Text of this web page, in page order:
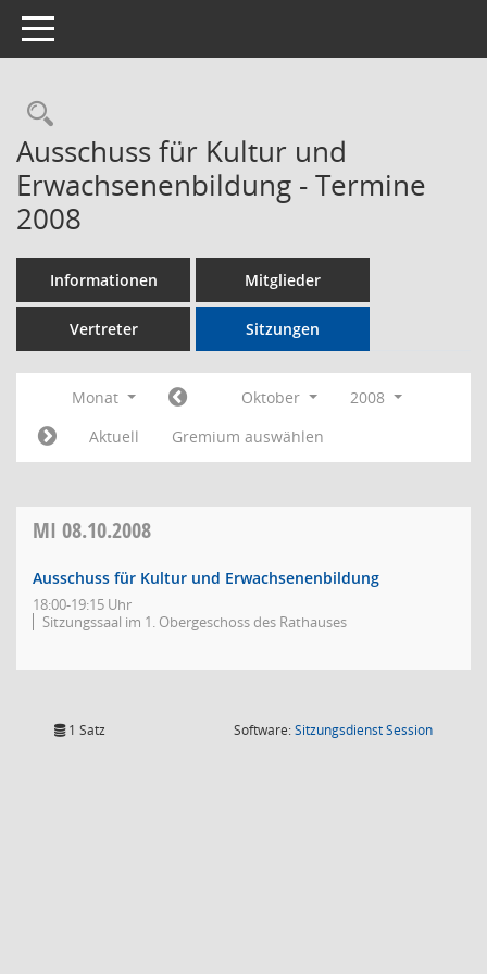
Toggle navigation
Rechercheauswahl
Ausschuss für Kultur und
Erwachsenenbildung - Termine
2008
Informationen Mitglieder
Vertreter Sitzungen
Monat Oktober
2008
Aktuell
Gremium auswählen
MI 08.10.2008
Ausschuss für Kultur und Erwachsenenbildung
18:00-19:15 Uhr
Sitzungssaal im 1. Obergeschoss des Rathauses
1 Satz Software:SitzungsdienstSession(Wird in